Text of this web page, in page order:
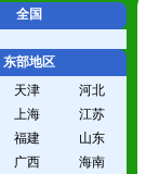
全国
东部地区
天津
河北
上海
江苏
福建
山东
广西
海南